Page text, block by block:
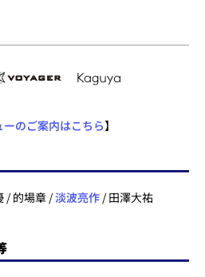
のご案内はこちら】
/ 的場章 /淡波亮作 / 田澤大祐